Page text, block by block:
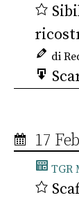
di
17
TGR